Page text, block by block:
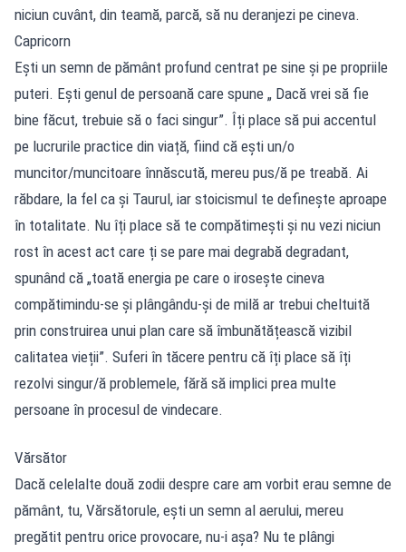
niciun cuvânt, din teamă, parcă, să nu deranjezi pe cineva.
Capricorn
Ești un semn de pământ profund centrat pe sine și pe propriile
puteri. Ești genul de persoană care spune „ Dacă vrei să fie
bine făcut, trebuie să o faci singur”. Îți place să pui accentul
pe lucrurile practice din viață, fiind că ești un/o
muncitor/muncitoare înnăscută, mereu pus/ă pe treabă. Ai
răbdare, la fel ca și Taurul, iar stoicismul te definește aproape
în totalitate. Nu îți place să te compătimești și nu vezi niciun
rost în acest act care ți se pare mai degrabă degradant,
spunând că „toată energia pe care o irosește cineva
compătimindu-se și plângându-și de milă ar trebui cheltuită
prin construirea unui plan care să îmbunătățească vizibil
calitatea vieții”. Suferi în tăcere pentru că îți place să îți
rezolvi singur/ă problemele, fără să implici prea multe
persoane în procesul de vindecare.
Vărsător
Dacă celelalte două zodii despre care am vorbit erau semne de
pământ, tu, Vărsătorule, ești un semn al aerului, mereu
pregătit pentru orice provocare, nu-i așa? Nu te plângi